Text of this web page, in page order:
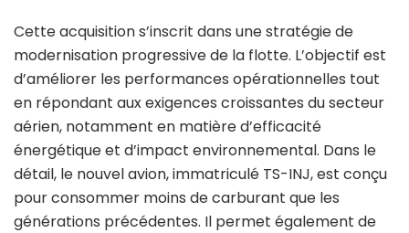
Cette acquisition s’inscrit dans une stratégie de
modernisation progressive de la flotte. L’objectif est
d’améliorer les performances opérationnelles tout
en répondant aux exigences croissantes du secteur
aérien, notamment en matière d’efficacité
énergétique et d’impact environnemental. Dans le
détail, le nouvel avion, immatriculé TS-INJ, est conçu
pour consommer moins de carburant que les
générations précédentes. Il permet également de